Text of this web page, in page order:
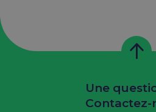
Une
Contactez-